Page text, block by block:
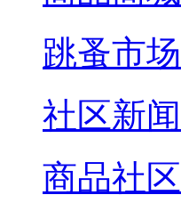
跳蚤市场
社区新闻
商品社区